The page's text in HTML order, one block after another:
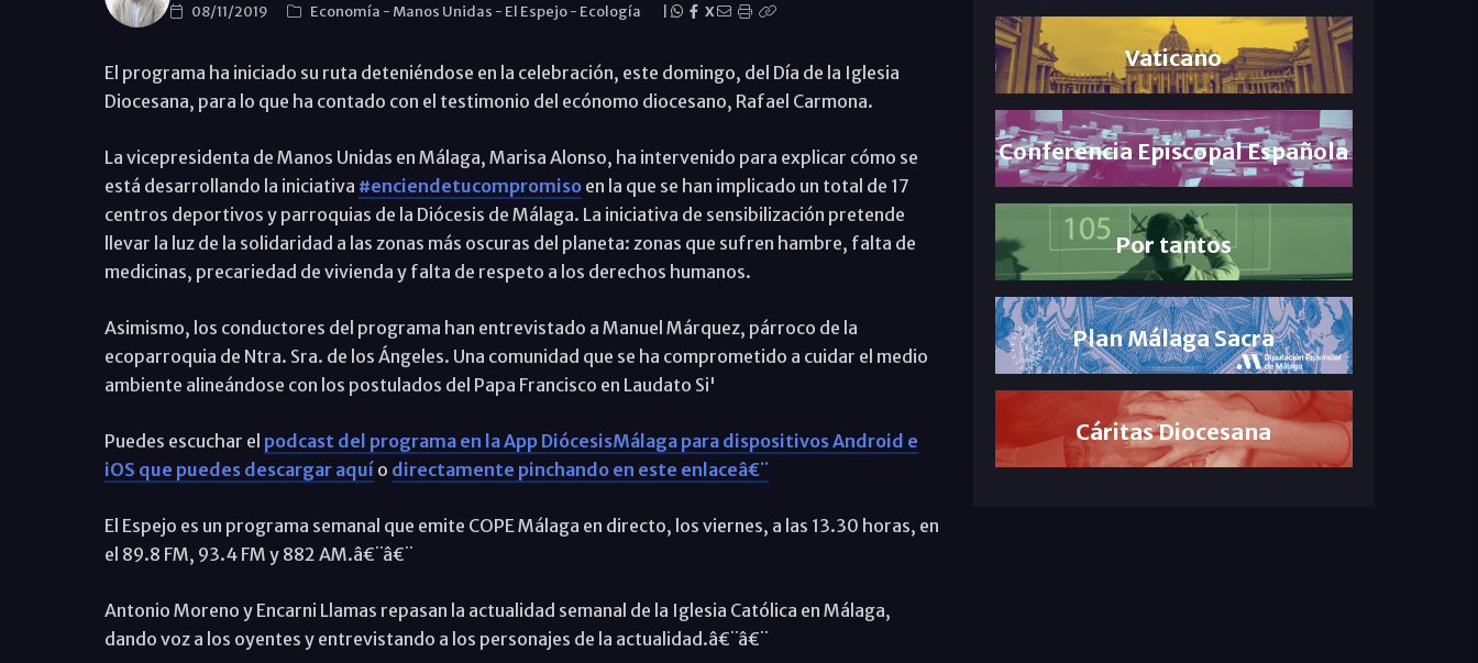
08/11/2019 Economí­a - Manos Unidas - El Espejo- Ecología X
El programa ha iniciado su ruta deteniéndose en la celebración, este domingo, del Día de la Iglesia
Diocesana, para lo que ha contado con el testimonio del ecónomo diocesano, Rafael Carmona.
La vicepresidenta de Manos Unidas en Málaga, Marisa Alonso, ha intervenido para explicar cómo se
está desarrollando la iniciativa #enciendetucompromisoen la que se han implicado un total de 17
centros deportivos y parroquias de la Diócesis de Málaga. La iniciativa de sensibilización pretende
llevar la luz de la solidaridad a las zonas más oscuras del planeta: zonas que sufren hambre, falta de
medicinas, precariedad de vivienda y falta de respeto a los derechos humanos.
Asimismo, los conductores del programa han entrevistado a Manuel Márquez, párroco de la
ecoparroquia de Ntra. Sra. de los Ángeles. Una comunidad que se ha comprometido a cuidar el medio
ambiente alineándose con los postulados del Papa Francisco en Laudato Si'
Puedes escuchar el podcast del programa en la App DiócesisMálaga para dispositivos Android e
iOS que puedes descargar aquío directamente pinchando en este enlaceâ€¨
El Espejo es un programa semanal que emite COPE Málaga en directo, los viernes, a las 13.30 horas, en
el 89.8 FM, 93.4 FM y 882 AM.â€¨â€¨
Antonio Moreno y Encarni Llamas repasan la actualidad semanal de la Iglesia Católica en Málaga,
dando voz a los oyentes y entrevistando a los personajes de la actualidad.â€¨â€¨
Vaticano
Conferencia Episcopal Española
Por tantos
Plan Málaga Sacra
Cáritas Diocesana